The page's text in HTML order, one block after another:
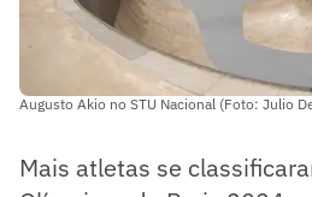
Augusto Akio no STU Nacional (Foto: Julio
Mais atletas se